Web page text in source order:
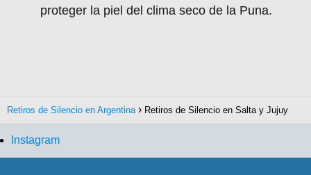
proteger la piel del clima seco de la Puna.
Retiros de Silencio en Argentina Retiros de Silencio en Salta y Jujuy
Instagram